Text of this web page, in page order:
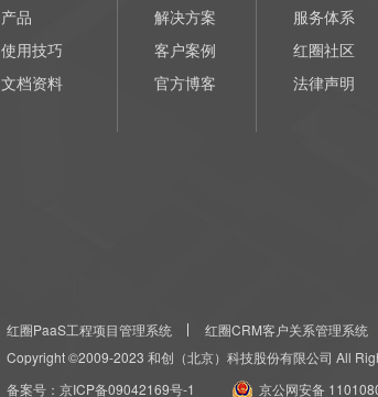
产品
使用技巧
文档资料
解决方案
客户案例
官方博客
服务体系
红圈社区
法律声明
红圈PaaS工程项目管理系统 红圈CRM客户关系管理系统
Copyright ©2009-2023 和创（北京）科技股份有限公司 All
备案号：京ICP备09042169号-1 京公网安备